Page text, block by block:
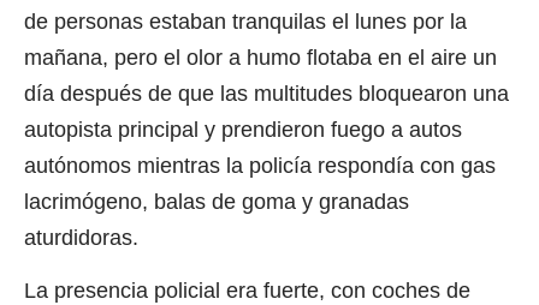
de personas estaban tranquilas el lunes por la
mañana, pero el olor a humo flotaba en el aire un
día después de que las multitudes bloquearon una
autopista principal y prendieron fuego a autos
autónomos mientras la policía respondía con gas
lacrimógeno, balas de goma y granadas
aturdidoras.
La presencia policial era fuerte, con coches de